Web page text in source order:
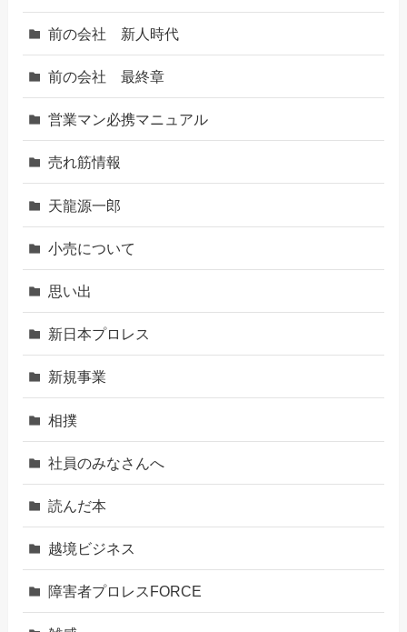
前の会社 新人時代
前の会社 最終章
営業マン必携マニュアル
売れ筋情報
天龍源一郎
小売について
思い出
新日本プロレス
新規事業
相撲
社員のみなさんへ
読んだ本
越境ビジネス
障害者プロレスFORCE